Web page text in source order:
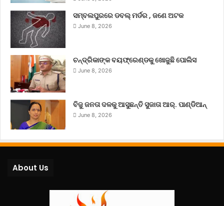
ସମ୍ବଲପୁରରେ ଡବଲ୍ ମର୍ଡର , ଜଣେ ଅଟକ
June 8, 2026
ଚନ୍ଦ୍ରିକାଙ୍କ ବୟଫ୍ରେଣ୍ଡକୁ ଖୋଜୁଛି ପୋଲିସ
June 8, 2026
ବିଜୁ ଜନତା ଦଳକୁ ଆସୁଛନ୍ତି ସୁଜାତା ଆର୍‌. ପାଣ୍ଡିଆନ୍
June 8, 2026
About Us